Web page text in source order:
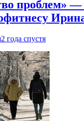
проблем» —
2 года спустя